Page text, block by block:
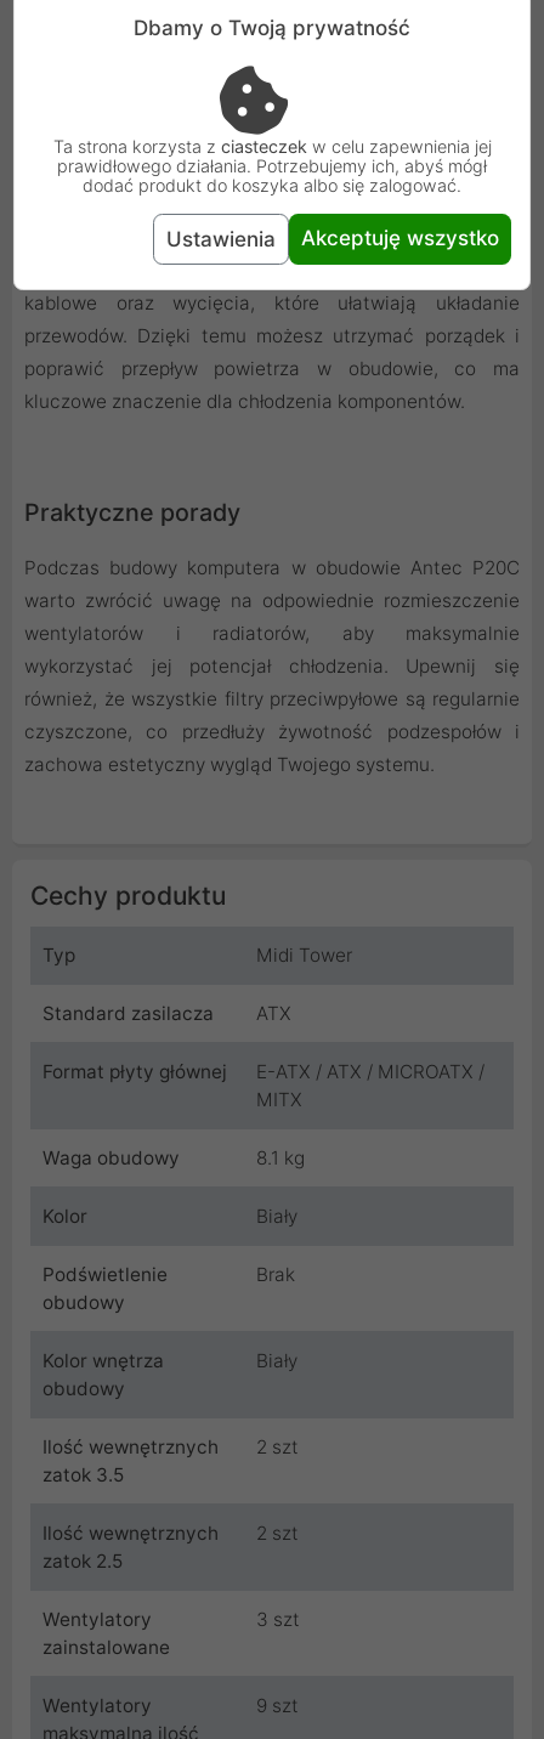
Przemyślane zarządzanie kablami
Obudowa oferuje dobrze zaprojektowane kanały
kablowe oraz wycięcia, które ułatwiają układanie
przewodów. Dzięki temu możesz utrzymać porządek i
poprawić przepływ powietrza w obudowie, co ma
kluczowe znaczenie dla chłodzenia komponentów.
Praktyczne porady
Podczas budowy komputera w obudowie Antec P20C
warto zwrócić uwagę na odpowiednie rozmieszczenie
wentylatorów i radiatorów, aby maksymalnie
wykorzystać jej potencjał chłodzenia. Upewnij się
również, że wszystkie filtry przeciwpyłowe są regularnie
czyszczone, co przedłuży żywotność podzespołów i
zachowa estetyczny wygląd Twojego systemu.
Cechy produktu
Typ Midi Tower
Standard zasilacza ATX
Format płyty głównej
E-ATX / ATX / MICROATX /
MITX
Waga obudowy 8.1 kg
Kolor Biały
Podświetlenie
obudowy
Brak
Kolor wnętrza
obudowy
Biały
Ilość wewnętrznych
zatok 3.5
2 szt
Ilość wewnętrznych
zatok 2.5
2 szt
Wentylatory
zainstalowane
3 szt
Wentylatory
maksymalna ilość
9 szt
Dbamy o Twoją prywatność
Ta strona korzysta z ciasteczek w celu zapewnienia jej
prawidłowego działania. Potrzebujemy ich, abyś mógł
dodać produkt do koszyka albo się zalogować.
Ustawienia Akceptuję wszystko